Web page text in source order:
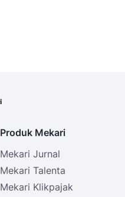
Produk Mekari
Mekari Jurnal
Mekari Talenta
Mekari Klikpajak